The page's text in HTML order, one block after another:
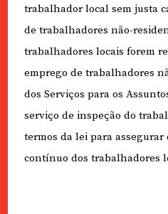
trabalhador local sem justa
de trabalhadores não-
trabalhadores locais forem
emprego de trabalhadores
dos Serviços para os
serviço de inspeção do
termos da lei para
contínuo dos trabalhadores